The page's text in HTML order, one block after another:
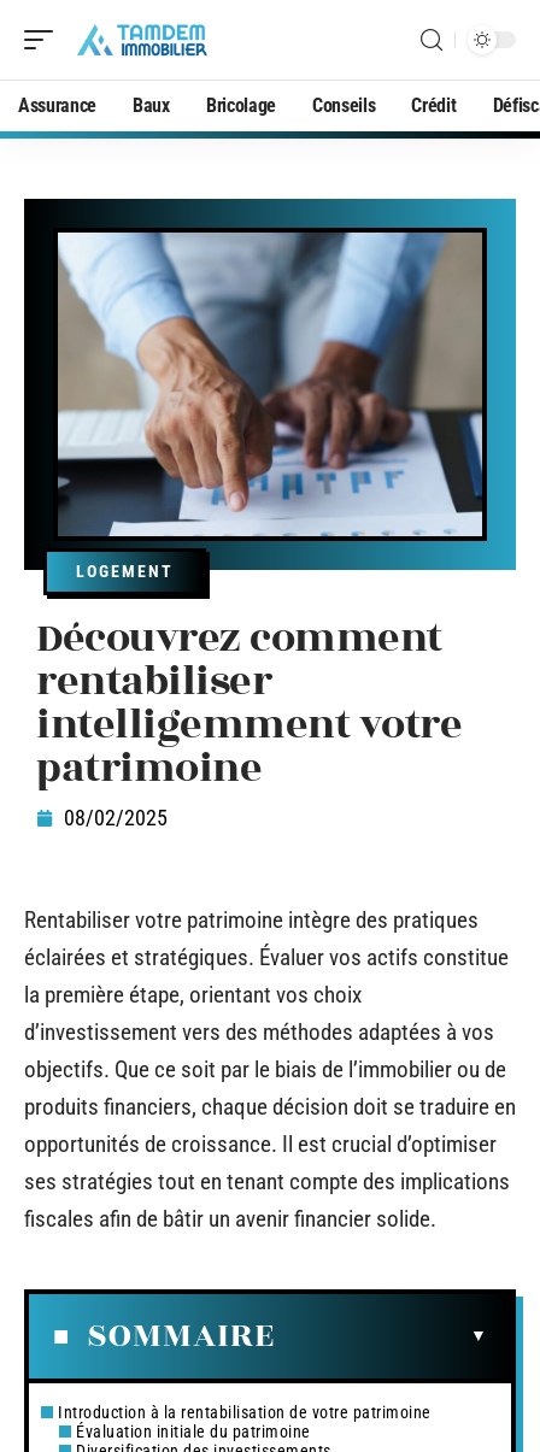
Assurance Baux Bricolage Conseils Crédit
LOGEMENT
Découvrez comment
rentabiliser
intelligemment votre
patrimoine
08/02/2025
Rentabiliser votre patrimoine intègre des pratiques
éclairées et stratégiques. Évaluer vos actifs constitue
la première étape, orientant vos choix
d’investissement vers des méthodes adaptées à vos
objectifs. Que ce soit par le biais de l’immobilier ou de
produits financiers, chaque décision doit se traduire en
opportunités de croissance. Il est crucial d’optimiser
ses stratégies tout en tenant compte des implications
fiscales afin de bâtir un avenir financier solide.
SOMMAIRE
Introduction à la rentabilisation de votre patrimoine
Évaluation initiale du patrimoine